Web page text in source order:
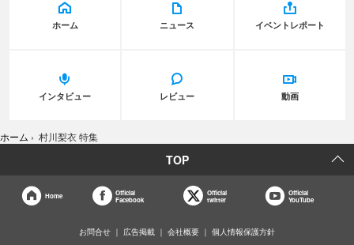
ホーム ニュース イベントレポート
インタビュー レビュー 動画
ホーム › 村川梨衣 特集
TOP
Home
Official
Facebook
Official
twitter
Official
YouTube
お問合せ 広告掲載 会社概要 個人情報保護方針